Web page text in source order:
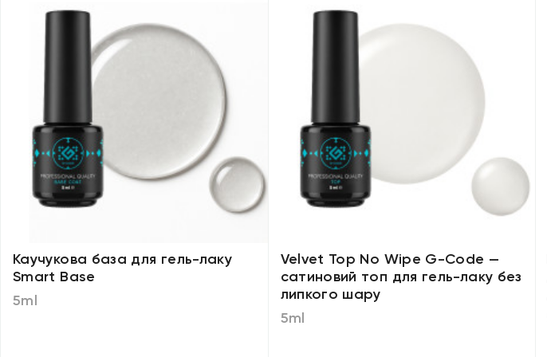
Каучукова база для гель-лаку
Smart Base
5ml
Velvet Top No Wipe G-Code —
сатиновий топ для гель-лаку без
липкого шару
5ml